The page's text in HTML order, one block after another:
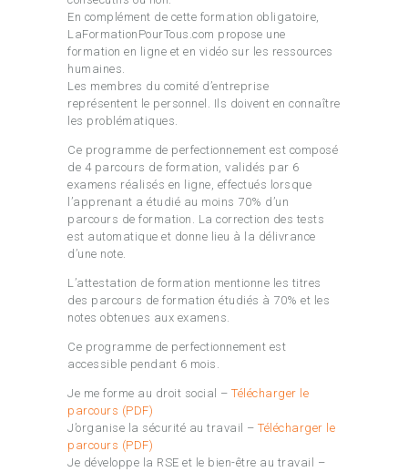
En complément de cette formation obligatoire,
LaFormationPourTous.com propose une
formation en ligne et en vidéo sur les ressources
humaines.
Les membres du comité d’entreprise
représentent le personnel. Ils doivent en connaître
les problématiques.
Ce programme de perfectionnement est composé
de 4 parcours de formation, validés par 6
examens réalisés en ligne, effectués lorsque
l’apprenant a étudié au moins 70% d’un
parcours de formation. La correction des tests
est automatique et donne lieu à la délivrance
d’une note.
L’attestation de formation mentionne les titres
des parcours de formation étudiés à 70% et les
notes obtenues aux examens.
Ce programme de perfectionnement est
accessible pendant 6 mois.
Je me forme au droit social – Télécharger le
parcours (PDF)
J’organise la sécurité au travail – Télécharger le
parcours (PDF)
Je développe la RSE et le bien-être au travail –